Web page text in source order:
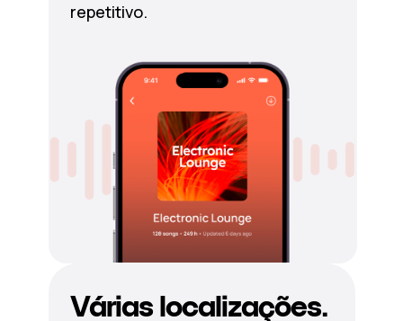
repetitivo.
Várias localizações.